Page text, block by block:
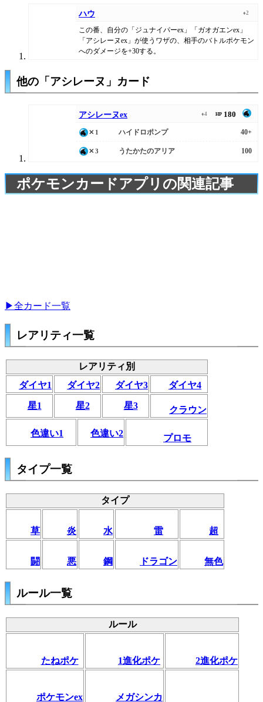
ハウ ♦2
この番、自分の「ジュナイパーex」「ガオガエンex」
「アシレーヌex」が使うワザの、相手のバトルポケモン
へのダメージを+30する。
他の「アシレーヌ」カード
アシレーヌex ♦4 HP 180
✕1 ハイドロポンプ 40+
✕3 うたかたのアリア 100
ポケモンカードアプリの関連記事
▶全カード一覧
レアリティ一覧
レアリティ別
ダイヤ1
ダイヤ2 ダイヤ3 ダイヤ4
星1 星2 星3 クラウン
色違い1 色違い2 プロモ
タイプ一覧
タイプ
草 炎 水 雷 超
闘 悪 鋼 ドラゴン 無色
ルール一覧
ルール
たねポケ 1進化ポケ 2進化ポケ
ポケモンex メガシンカ